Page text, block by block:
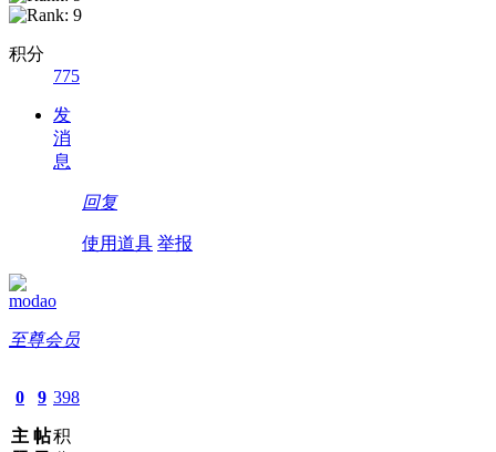
积分
775
发
消
息
回复
使用道具 举报
modao
至尊会员
0
主
9
帖
398
积